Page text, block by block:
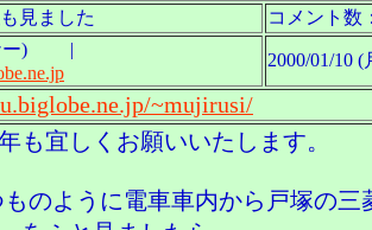
見ました
コメント
ナー) |
2000/01/10 (
~mujirusi/
も宜しくお願いいたします。
のように電車車内から戸塚の三